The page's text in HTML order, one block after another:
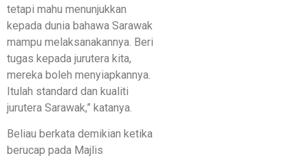
tetapi mahu menunjukkan
kepada dunia bahawa Sarawak
mampu melaksanakannya. Beri
tugas kepada jurutera kita,
mereka boleh menyiapkannya.
Itulah standard dan kualiti
jurutera Sarawak,” katanya.
Beliau berkata demikian ketika
berucap pada Majlis